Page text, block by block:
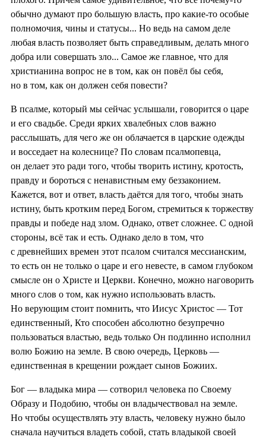
обычно думают про большую власть, про какие-то особые
полномочия, чины и статусы... Но ведь на самом деле
любая власть позволяет быть справедливым, делать много
добра или совершать зло... Самое же главное, что для
христианина вопрос не в том, как он повёл бы себя,
но в том, как он должен себя повести?
В псалме, который мы сейчас услышали, говорится о царе
и его свадьбе. Среди ярких хвалебных слов важно
расслышать, для чего же он облачается в царские одежды
и восседает на колеснице? По словам псалмопевца,
он делает это ради того, чтобы творить истину, кротость,
правду и бороться с ненавистным ему беззаконием.
Кажется, вот и ответ, власть даётся для того, чтобы знать
истину, быть кротким перед Богом, стремиться к торжеству
правды и победе над злом. Однако, ответ сложнее. С одной
стороны, всё так и есть. Однако дело в том, что
с древнейших времен этот псалом считался мессианским,
то есть он не только о царе и его невесте, в самом глубоком
смысле он о Христе и Церкви. Конечно, можно наговорить
много слов о том, как нужно использовать власть.
Но верующим стоит помнить, что Иисус Христос — Тот
единственный, Кто способен абсолютно безупречно
пользоваться властью, ведь только Он подлинно исполнил
волю Божию на земле. В свою очередь, Церковь —
единственная в крещении рождает сынов Божиих.
Бог — владыка мира — сотворил человека по Своему
Образу и Подобию, чтобы он владычествовал на земле.
Но чтобы осуществлять эту власть, человеку нужно было
сначала научиться владеть собой, стать владыкой своей